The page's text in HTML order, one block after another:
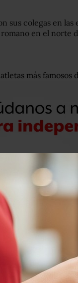
sus colegas en las
en el norte
más famosos